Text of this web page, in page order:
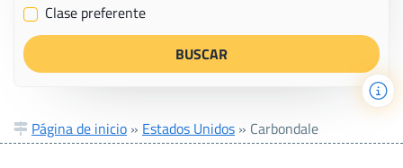
✔ Clase preferente
Página de inicio » Estados Unidos » Carbondale